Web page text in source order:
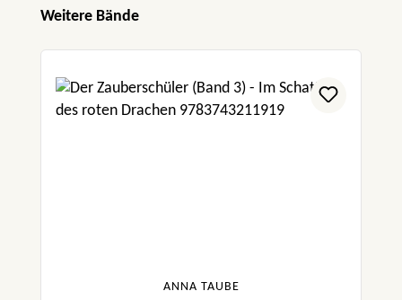
Produktgalerie überspringen
Weitere Bände
ANNA TAUBE